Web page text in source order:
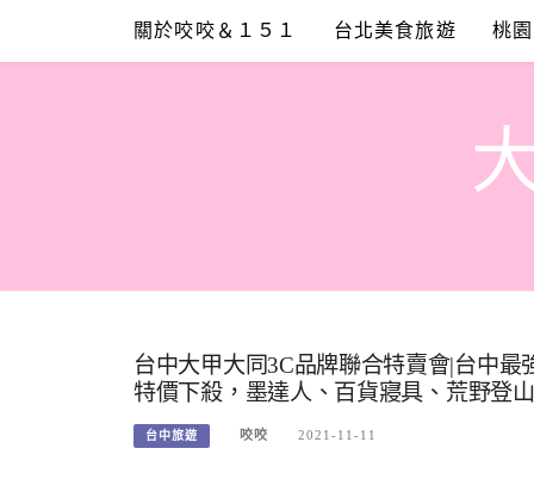
content
關於咬咬＆１５１ 台北美食旅遊 桃
台中大甲大同3C品牌聯合特賣會|台中
特價下殺，墨達人、百貨寢具、荒野登
台中旅遊 咬咬 2021-11-11